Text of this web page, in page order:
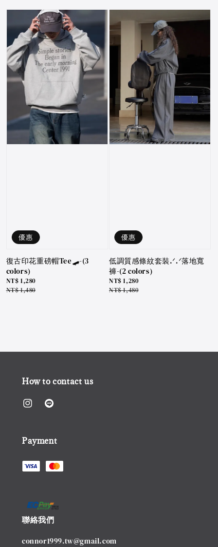
優惠
復古印花重磅帽Tee🛹-(3
colors)
Sale
price
NT$ 1,280
Regular
NT$ 1,480
優惠
低調質感條紋套裝.ᐟ.ᐟ落地寬
褲-(2 colors)
Sale
price
NT$ 1,280
Regular
NT$ 1,480
How to contact us
Payment
聯絡我們
connor1999.tw@gmail.com